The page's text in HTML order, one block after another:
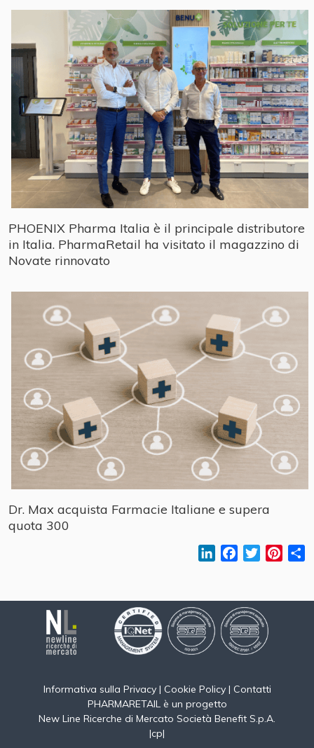
PHOENIX Pharma Italia è il principale distributore
in Italia. PharmaRetail ha visitato il magazzino di
Novate rinnovato
Dr. Max acquista Farmacie Italiane e supera
quota 300
LinkedInFacebookTwitter
Informativa sulla Privacy| Cookie Policy| Contatti
PHARMARETAIL è un progetto
New Line Ricerche di Mercato Società Benefit S.p.A.
|cp|